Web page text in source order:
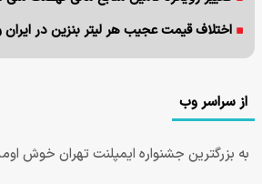
اختلاف قیمت عجیب هر لیتر بنزین در
از سراسر وب
به بزرگترین جشنواره ایمپلنت تهران خوش اومدید! |